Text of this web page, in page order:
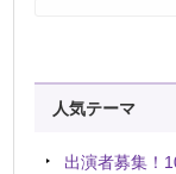
人気テーマ
出演者募集！